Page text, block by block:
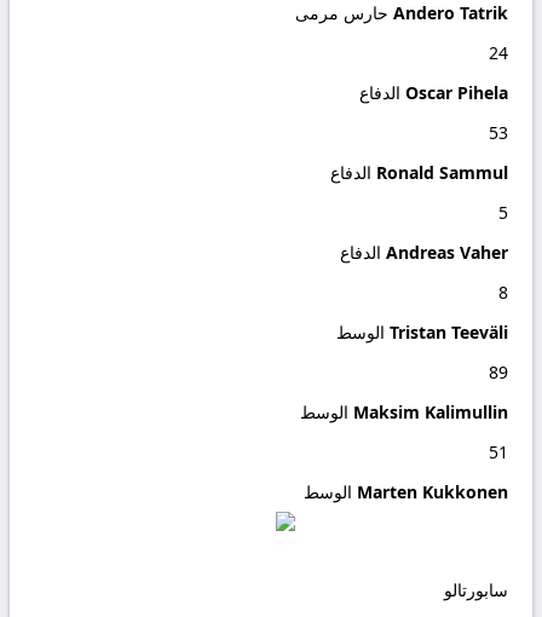
Andero Tatrik حارس مرمى
24
Oscar Pihela الدفاع
53
Ronald Sammul الدفاع
5
Andreas Vaher الدفاع
8
Tristan Teeväli الوسط
89
Maksim Kalimullin الوسط
51
Marten Kukkonen الوسط
سابورتالو